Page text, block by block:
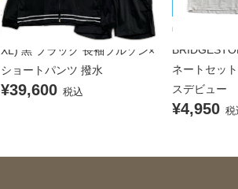
未使用品 メンズ ムータマリン
muta MARINE セットアップ 8(2
XL) 黒 ブラック 長袖ブルゾン×
ショートパンツ 撥水
¥39,600 税込
ンゴルフ
中古 メンズ
ネートセッ
スデビュー
¥4,950 税